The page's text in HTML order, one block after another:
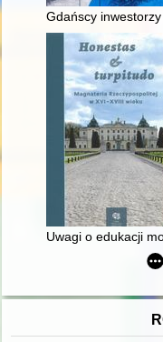
Gdańscy
Uwagi o edukacji